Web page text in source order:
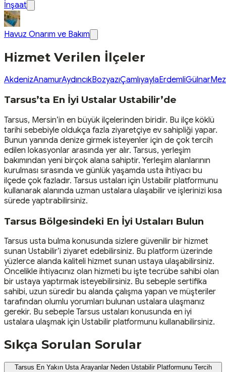
İnşaat
Havuz Onarım ve Bakım
Hizmet Verilen İlçeler
AkdenizAnamurAydıncıkBozyazıÇamlıyaylaErdemliGülnar
Tarsus’ta En İyi Ustalar Ustabilir’de
Tarsus, Mersin’in en büyük ilçelerinden biridir. Bu ilçe köklü
tarihi sebebiyle oldukça fazla ziyaretçiye ev sahipliği yapar.
Bunun yanında denize girmek isteyenler için de çok tercih
edilen lokasyonlar arasında yer alır. Tarsus, yerleşim
bakımından yeni birçok alana sahiptir. Yerleşim alanlarının
kurulması sırasında ve günlük yaşamda usta ihtiyacı bu
ilçede çok fazladır. Tarsus ustaları için Ustabilir platformunu
kullanarak alanında uzman ustalara ulaşabilir ve işlerinizi kısa
sürede yaptırabilirsiniz.
Tarsus Bölgesindeki En İyi Ustaları Bulun
Tarsus usta bulma konusunda sizlere güvenilir bir hizmet
sunan Ustabilir’i ziyaret edebilirsiniz. Bu platform üzerinde
yüzlerce alanda kaliteli hizmet sunan ustaya ulaşabilirsiniz.
Öncelikle ihtiyacınız olan hizmeti bu işte tecrübe sahibi olan
bir ustaya yaptırmak isteyebilirsiniz. Bu sebeple sertifika
sahibi, uzun süredir bu alanda çalışma yapan ve müşteriler
tarafından olumlu yorumları bulunan ustalara ulaşmanız
gerekir. Bu sebeple Tarsus ustaları konusunda en iyi
ustalara ulaşmak için Ustabilir platformunu kullanabilirsiniz.
Sıkça Sorulan Sorular
Tarsus En Yakın Usta Arayanlar Neden Ustabilir Platformunu Tercih